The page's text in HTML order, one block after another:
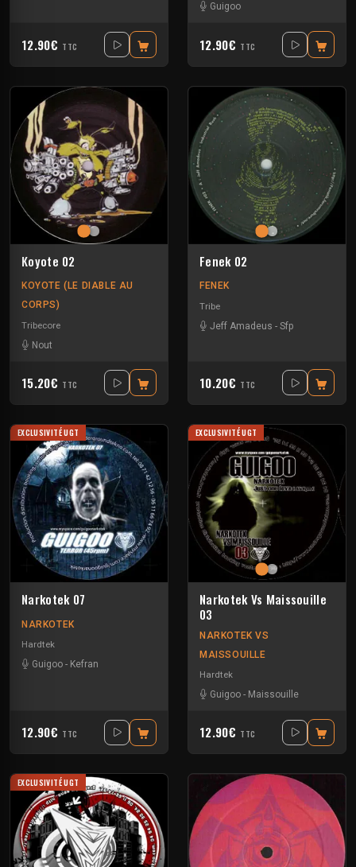
12.90€ TTC
Guigoo
12.90€ TTC
Koyote 02
KOYOTE (LE DIABLE AU
CORPS)
Tribecore
Nout
15.20€ TTC
Fenek 02
FENEK
Tribe
Jeff Amadeus - Sfp
10.20€ TTC
EXCLUSIVITÉ UGT
Narkotek 07
NARKOTEK
Hardtek
Guigoo - Kefran
12.90€ TTC
EXCLUSIVITÉ UGT
Narkotek Vs Maissouille
03
NARKOTEK VS
MAISSOUILLE
Hardtek
Guigoo - Maissouille
12.90€ TTC
EXCLUSIVITÉ UGT